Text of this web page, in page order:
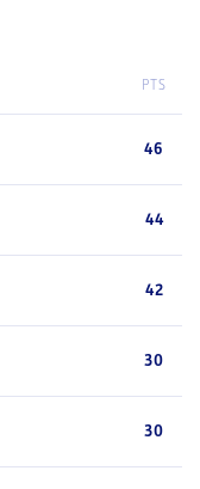
PTS
46
44
42
30
30